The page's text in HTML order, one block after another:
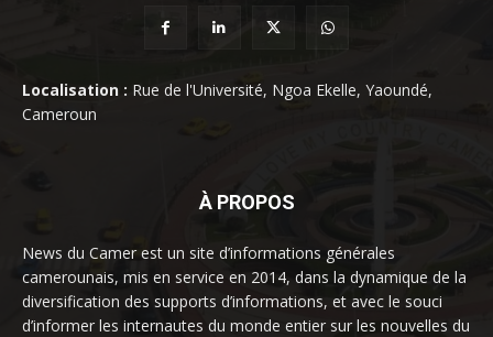
Localisation : Rue de l'Université, Ngoa Ekelle, Yaoundé,
Cameroun
À PROPOS
News du Camer est un site d’informations générales
camerounais, mis en service en 2014, dans la dynamique de la
diversification des supports d’informations, et avec le souci
d’informer les internautes du monde entier sur les nouvelles du